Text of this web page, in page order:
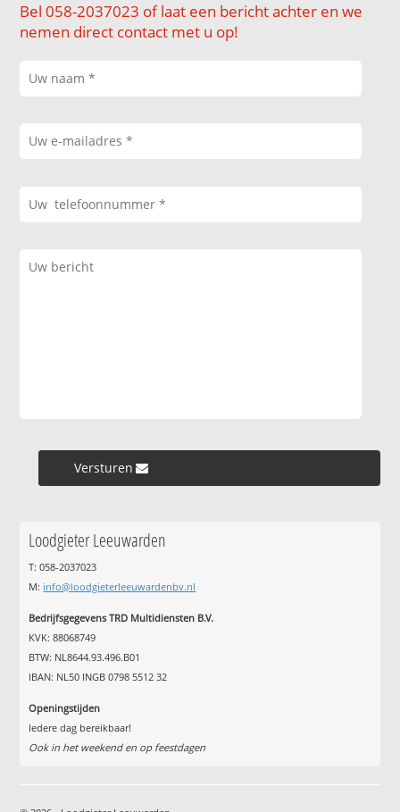
Bel 058-2037023 of laat een bericht achter en we
nemen direct contact met u op!
Versturen »
Loodgieter Leeuwarden
T: 058-2037023
M: info@loodgieterleeuwardenbv.nl
Bedrijfsgegevens TRD Multidiensten B.V.
KVK: 88068749
BTW: NL8644.93.496.B01
IBAN: NL50 INGB 0798 5512 32
Openingstijden
Iedere dag bereikbaar!
Ook in het weekend en op feestdagen